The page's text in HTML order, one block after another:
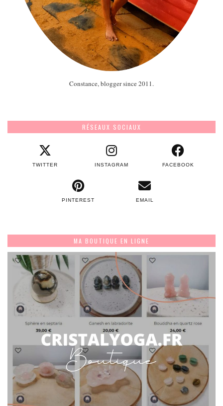
Constance, blogger since 2011.
RÉSEAUX SOCIAUX
TWITTER INSTAGRAM FACEBOOK
PINTEREST EMAIL
MA BOUTIQUE EN LIGNE